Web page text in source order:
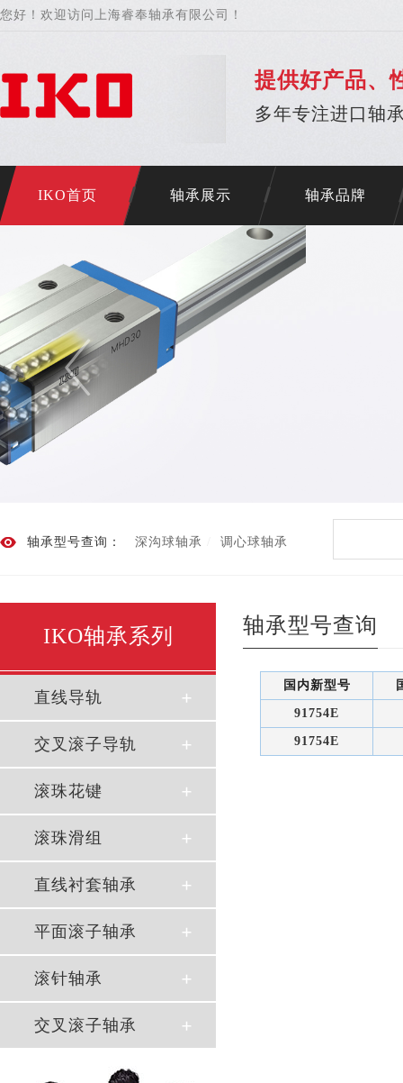
您好！欢迎访问上海睿奉轴承有限公司！
提供好产品、
多年专注进口轴
IKO首页 轴承展示 轴承品牌
轴承型号查询： 深沟球轴承 调心球轴承
IKO轴承系列
直线导轨
交叉滚子导轨
滚珠花键
滚珠滑组
直线衬套轴承
平面滚子轴承
滚针轴承
交叉滚子轴承
轴承型号查询
国内新型号
91754E
91754E